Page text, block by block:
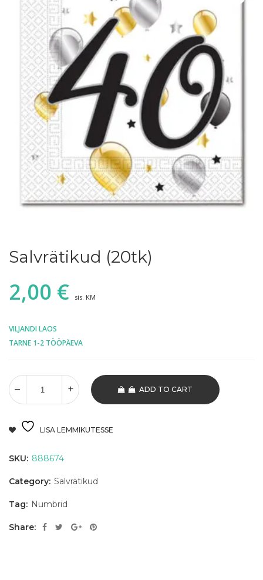
Salvrätikud (20tk)
2,00 € sis. KM
VILJANDI LAOS
TARNE 1-2 TÖÖPÄEVA
ADD TO CART
LISA LEMMIKUTESSE
SKU: 888674
Category: Salvrätikud
Tag: Numbrid
Share: